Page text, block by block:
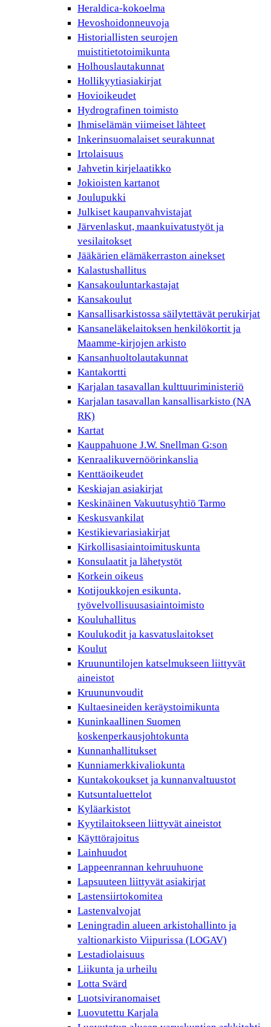
Heraldica-kokoelma
Hevoshoidonneuvoja
Historiallisten seurojen
muistitietotoimikunta
Holhouslautakunnat
Hollikyytiasiakirjat
Hovioikeudet
Hydrografinen toimisto
Ihmiselämän viimeiset lähteet
Inkerinsuomalaiset seurakunnat
Irtolaisuus
Jahvetin kirjelaatikko
Jokioisten kartanot
Joulupukki
Julkiset kaupanvahvistajat
Järvenlaskut, maankuivatustyöt ja
vesilaitokset
Jääkärien elämäkerraston ainekset
Kalastushallitus
Kansakouluntarkastajat
Kansakoulut
Kansallisarkistossa säilytettävät perukirjat
Kansaneläkelaitoksen henkilökortit ja
Maamme-kirjojen arkisto
Kansanhuoltolautakunnat
Kantakortti
Karjalan tasavallan kulttuuriministeriö
Karjalan tasavallan kansallisarkisto (NA
RK)
Kartat
Kauppahuone J.W. Snellman G:son
Kenraalikuvernöörinkanslia
Kenttäoikeudet
Keskiajan asiakirjat
Keskinäinen Vakuutusyhtiö Tarmo
Keskusvankilat
Kestikievariasiakirjat
Kirkollisasiaintoimituskunta
Konsulaatit ja lähetystöt
Korkein oikeus
Kotijoukkojen esikunta,
työvelvollisuusasiaintoimisto
Kouluhallitus
Koulukodit ja kasvatuslaitokset
Koulut
Kruununtilojen katselmukseen liittyvät
aineistot
Kruununvoudit
Kultaesineiden keräystoimikunta
Kuninkaallinen Suomen
koskenperkausjohtokunta
Kunnanhallitukset
Kunniamerkkivaliokunta
Kuntakokoukset ja kunnanvaltuustot
Kutsuntaluettelot
Kyläarkistot
Kyytilaitokseen liittyvät aineistot
Käyttörajoitus
Lainhuudot
Lappeenrannan kehruuhuone
Lapsuuteen liittyvät asiakirjat
Lastensiirtokomitea
Lastenvalvojat
Leningradin alueen arkistohallinto ja
valtionarkisto Viipurissa (LOGAV)
Lestadiolaisuus
Liikunta ja urheilu
Lotta Svärd
Luotsiviranomaiset
Luovutettu Karjala